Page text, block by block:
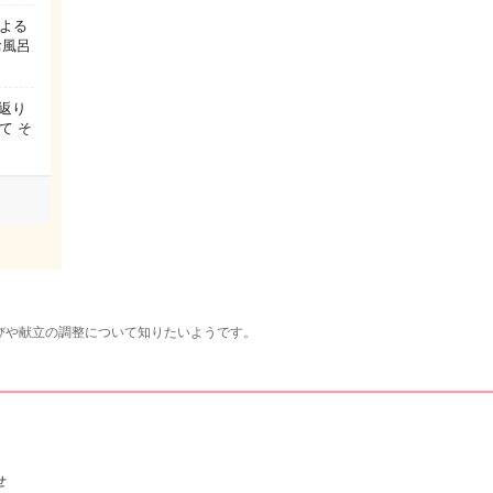
る
呂
り
そ
献立の調整について知りたいようです。